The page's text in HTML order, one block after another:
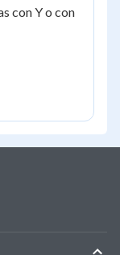
con Y o con